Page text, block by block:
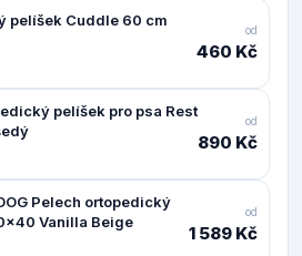
pelíšek Cuddle 60 cm
od
460 Kč
pelíšek pro psa Rest
od
890 Kč
Pelech ortopedický
Vanilla Beige
od
1 589 Kč